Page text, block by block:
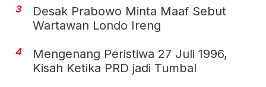
3
Desak Prabowo Minta Maaf Sebut
Wartawan Londo Ireng
4
Mengenang Peristiwa 27 Juli 1996,
Kisah Ketika PRD jadi Tumbal